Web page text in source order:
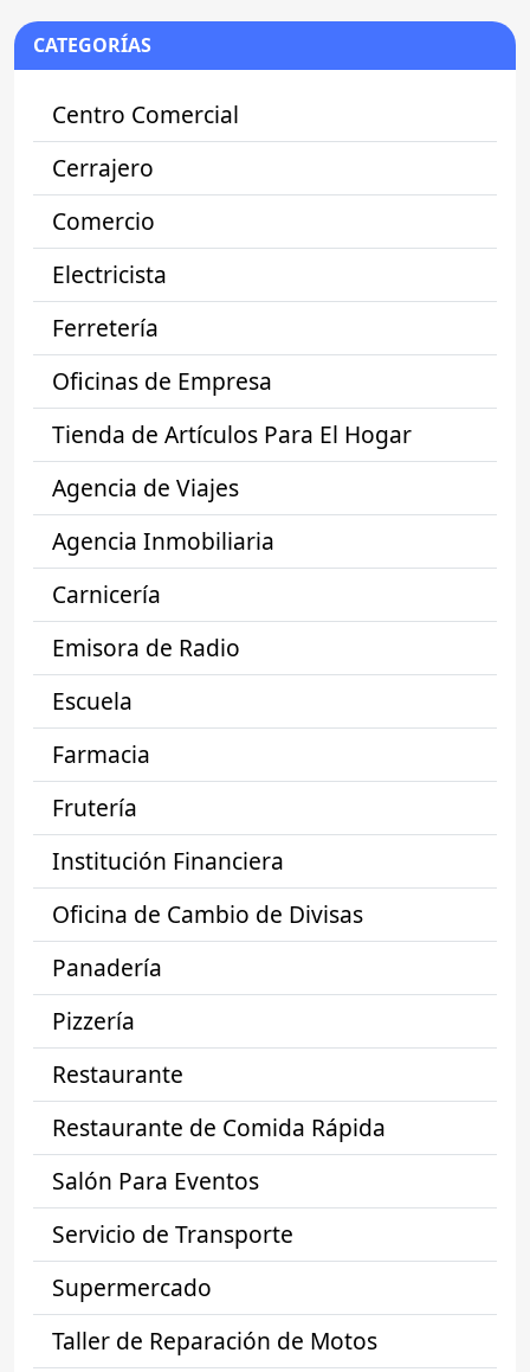
CATEGORÍAS
Centro Comercial
Cerrajero
Comercio
Electricista
Ferretería
Oficinas de Empresa
Tienda de Artículos Para El Hogar
Agencia de Viajes
Agencia Inmobiliaria
Carnicería
Emisora de Radio
Escuela
Farmacia
Frutería
Institución Financiera
Oficina de Cambio de Divisas
Panadería
Pizzería
Restaurante
Restaurante de Comida Rápida
Salón Para Eventos
Servicio de Transporte
Supermercado
Taller de Reparación de Motos